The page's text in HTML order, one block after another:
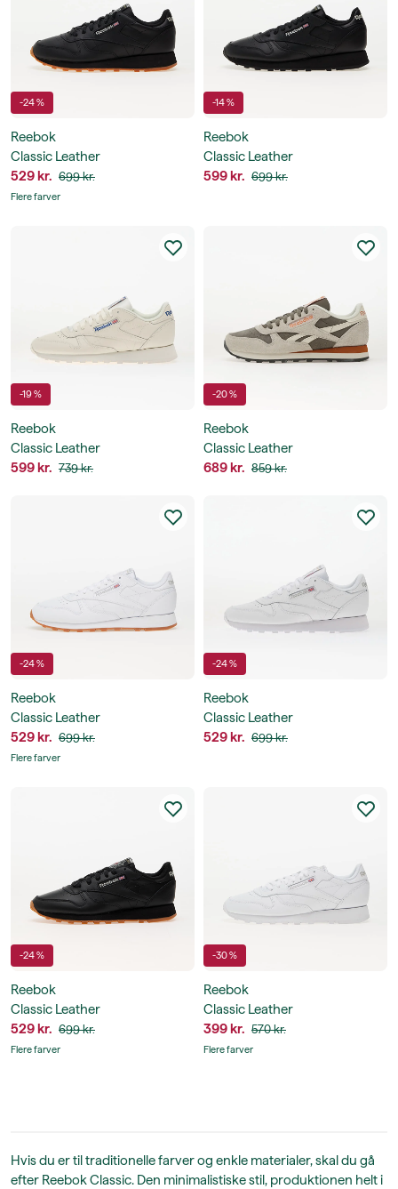
-24 %
Reebok
Classic Leather
529 kr. 699 kr.
Flere farver
-14 %
Reebok
Classic Leather
599 kr. 699 kr.
-19 %
Reebok
Classic Leather
599 kr. 739 kr.
-20 %
Reebok
Classic Leather
689 kr. 859 kr.
-24 %
Reebok
Classic Leather
529 kr. 699 kr.
Flere farver
-24 %
Reebok
Classic Leather
529 kr. 699 kr.
-24 %
Reebok
Classic Leather
529 kr. 699 kr.
Flere farver
-30 %
Reebok
Classic Leather
399 kr. 570 kr.
Flere farver
Hvis du er til traditionelle farver og enkle materialer, skal du gå
efter Reebok Classic. Den minimalistiske stil, produktionen helt i